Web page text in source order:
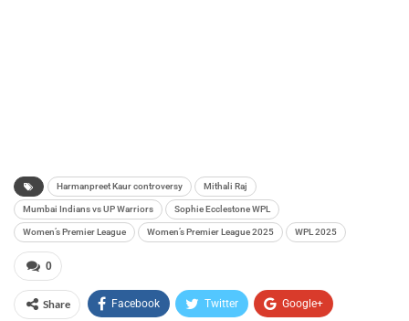
Harmanpreet Kaur controversy Mithali Raj
Mumbai Indians vs UP Warriors Sophie Ecclestone WPL
Women’s Premier League Women’s Premier League 2025 WPL 2025
0
Share Facebook Twitter Google+